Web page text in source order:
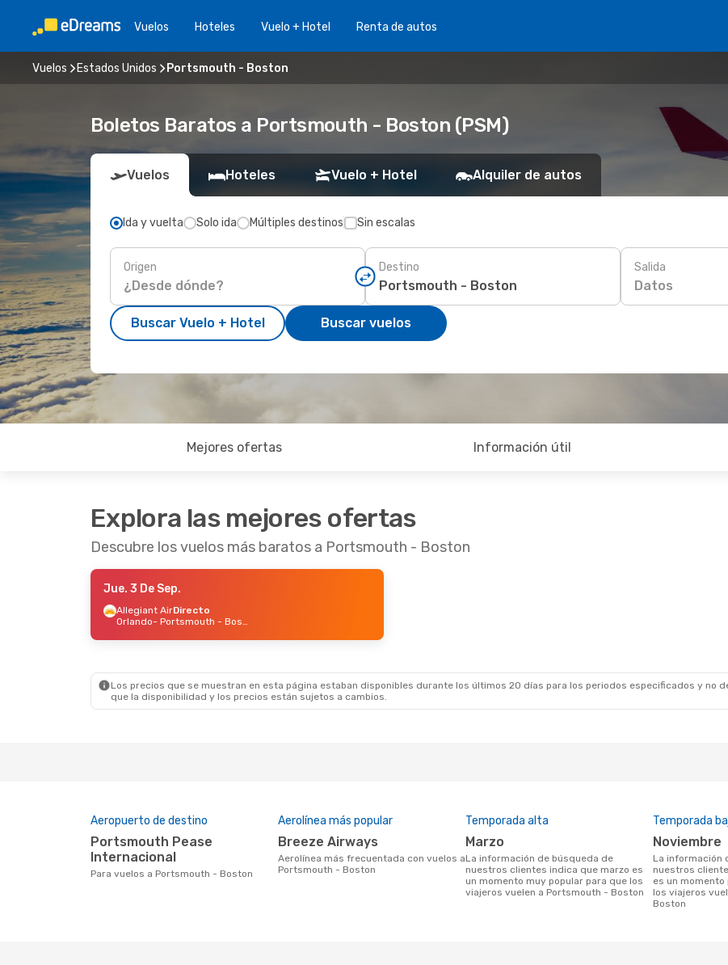
Vuelos Hoteles Vuelo + Hotel Renta de autos
Vuelos Estados Unidos Portsmouth - Boston
Boletos Baratos a Portsmouth - Boston (PSM)
Vuelos Hoteles Vuelo + Hotel Alquiler de autos
Ida y vuelta Solo ida Múltiples destinos Sin escalas
Origen Destino Salida
Datos
Buscar Vuelo + Hotel Buscar vuelos
Mejores ofertas Información útil
Explora las mejores ofertas
Descubre los vuelos más baratos a Portsmouth - Boston
Jue. 3 De Sep.
Allegiant AirDirecto
Orlando
- Portsmouth - Boston
Los precios que se muestran en esta página estaban disponibles durante los últimos 20 días para los periodos especificados y no
que la disponibilidad y los precios están sujetos a cambios.
Aeropuerto de destino
Portsmouth Pease
Internacional
Para vuelos a Portsmouth - Boston
Aerolínea más popular
Breeze Airways
Aerolínea más frecuentada con vuelos a
Portsmouth - Boston
Temporada alta
marzo
La información de búsqueda de
nuestros clientes indica que marzo es
un momento muy popular para que los
viajeros vuelen a Portsmouth - Boston
Temporada
noviembre
La información de búsqueda de
nuestros
es un momento
los viajeros
Boston